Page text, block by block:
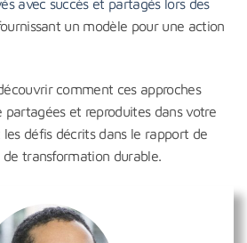
avec succès et partagés lors des
un modèle pour une action
comment ces approches
partagées et reproduites dans votre
défis décrits dans le rapport de
de transformation durable.